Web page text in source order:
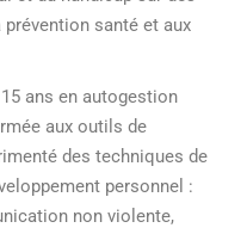
santé et aux
ans en autogestion
aux outils de
des techniques de
personnel :
non violente,